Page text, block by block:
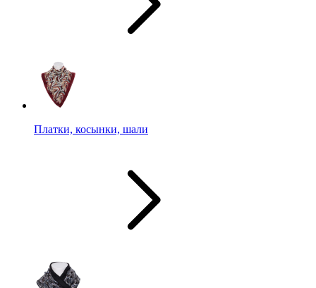
Платки, косынки, шали